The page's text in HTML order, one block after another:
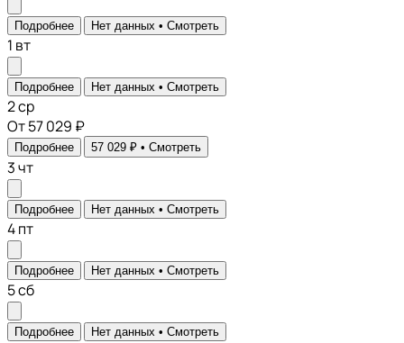
Подробнее Нет данных • Смотреть
1 вт
Подробнее Нет данных • Смотреть
2ср
От 57 029 ₽
Подробнее 57 029 ₽ • Смотреть
3чт
Подробнее Нет данных • Смотреть
4пт
Подробнее Нет данных • Смотреть
5сб
Подробнее Нет данных • Смотреть